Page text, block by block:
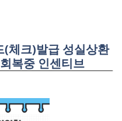
체크)발급 성실상환
복중 인센티브